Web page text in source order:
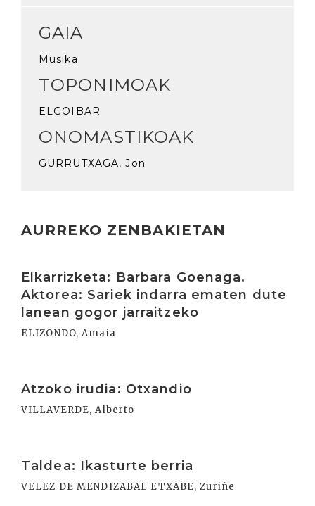
GAIA
Musika
TOPONIMOAK
ELGOIBAR
ONOMASTIKOAK
GURRUTXAGA, Jon
AURREKO ZENBAKIETAN
Elkarrizketa: Barbara Goenaga.
Aktorea: Sariek indarra ematen dute
lanean gogor jarraitzeko
ELIZONDO, Amaia
Atzoko irudia: Otxandio
VILLAVERDE, Alberto
Taldea: Ikasturte berria
VELEZ DE MENDIZABAL ETXABE, Zuriñe